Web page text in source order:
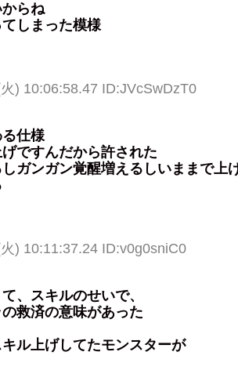
らね
しまった模様
火) 10:06:58.47 ID:JVcSwDzT0
仕様
ですんだから許された
ガンガン覚醒増えるしいままで上
火) 10:11:37.24 ID:v0g0sniC0
、スキルのせいで、
救済の意味があった
ル上げしてたモンスターが